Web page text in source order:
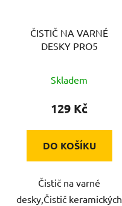
ČISTIČ NA VARNÉ
DESKY PRO5
Skladem
129 Kč
DO KOŠÍKU
Čistič na varné
desky,Čistič keramických